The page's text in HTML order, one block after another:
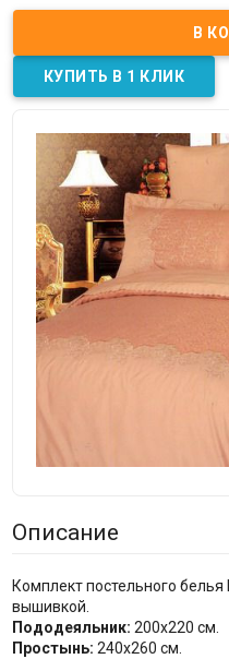
Описание
Комплект постельного
вышивкой.
Пододеяльник: 200х220 см.
Простынь: 240х260 см.